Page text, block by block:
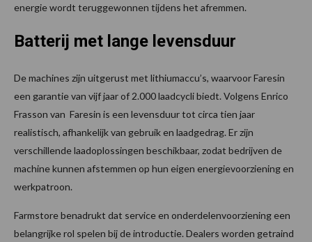
energie wordt teruggewonnen tijdens het afremmen.
Batterij met lange levensduur
De machines zijn uitgerust met lithiumaccu’s, waarvoor Faresin
een garantie van vijf jaar of 2.000 laadcycli biedt. Volgens Enrico
Frasson van Faresin is een levensduur tot circa tien jaar
realistisch, afhankelijk van gebruik en laadgedrag. Er zijn
verschillende laadoplossingen beschikbaar, zodat bedrijven de
machine kunnen afstemmen op hun eigen energievoorziening en
werkpatroon.
Farmstore benadrukt dat service en onderdelenvoorziening een
belangrijke rol spelen bij de introductie. Dealers worden getraind